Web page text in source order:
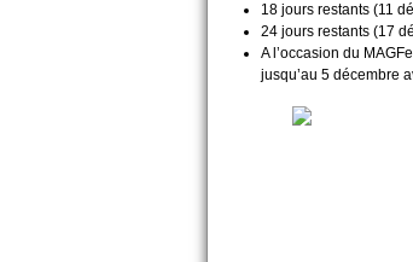
18 jours restants (11
24 jours restants (17
A l’occasion du
jusqu’au 5 décembre